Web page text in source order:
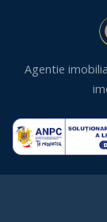
Agentie